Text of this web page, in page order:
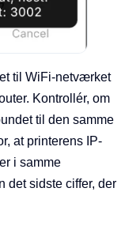
til WiFi-netværket
Kontrollér, om
til den samme
at printerens IP-
i samme
det sidste ciffer, der